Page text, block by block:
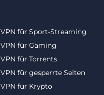
VPN für Sport-Streaming
VPN für Gaming
VPN für Torrents
VPN für gesperrte Seiten
VPN für Krypto